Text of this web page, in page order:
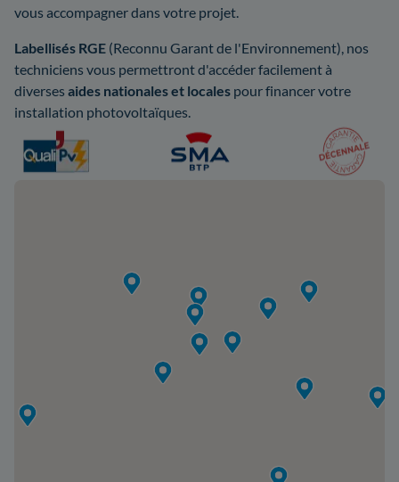
vous accompagner dans votre projet.
Labellisés RGE (Reconnu Garant de l'Environnement), nos
techniciens vous permettront d'accéder facilement à
diverses aides nationales et locales pour financer votre
installation photovoltaïques.